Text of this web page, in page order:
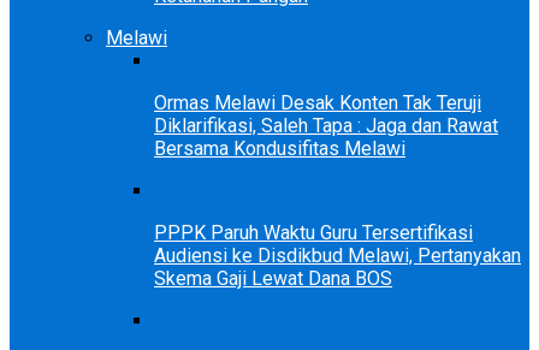
Melawi
Ormas Melawi Desak Konten Tak Teruji
Diklarifikasi, Saleh Tapa : Jaga dan Rawat
Bersama Kondusifitas Melawi
PPPK Paruh Waktu Guru Tersertifikasi
Audiensi ke Disdikbud Melawi, Pertanyakan
Skema Gaji Lewat Dana BOS